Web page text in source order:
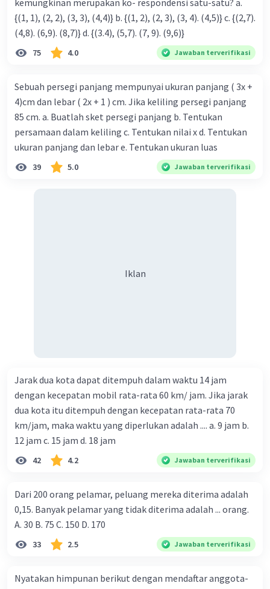
kemungkinan merupakan ko- respondensi satu-satu? a.
{(1, 1), (2, 2), (3, 3), (4,4)} b. {(1, 2), (2, 3), (3, 4). (4,5)} c. {(2,7).
(4,8). (6,9). (8,7)} d. {(3.4), (5,7). (7, 9). (9,6)}
75 4.0 Jawaban terverifikasi
Sebuah persegi panjang mempunyai ukuran panjang ( 3x +
4)cm dan lebar ( 2x + 1 ) cm. Jika keliling persegi panjang
85 cm. a. Buatlah sket persegi panjang b. Tentukan
persamaan dalam keliling c. Tentukan nilai x d. Tentukan
ukuran panjang dan lebar e. Tentukan ukuran luas
39 5.0 Jawaban terverifikasi
Iklan
Jarak dua kota dapat ditempuh dalam waktu 14 jam
dengan kecepatan mobil rata-rata 60 km/ jam. Jika jarak
dua kota itu ditempuh dengan kecepatan rata-rata 70
km/jam, maka waktu yang diperlukan adalah .... a. 9 jam b.
12 jam c. 15 jam d. 18 jam
42 4.2 Jawaban terverifikasi
Dari 200 orang pelamar, peluang mereka diterima adalah
0,15. Banyak pelamar yang tidak diterima adalah ... orang.
A. 30 B. 75 C. 150 D. 170
33 2.5 Jawaban terverifikasi
Nyatakan himpunan berikut dengan mendaftar anggota-